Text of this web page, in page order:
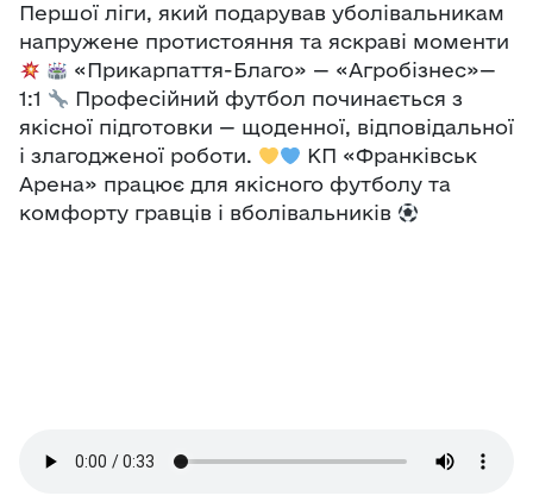
Першої ліги, який подарував уболівальникам
напружене протистояння та яскраві моменти
«Прикарпаття-Благо» — «Агробізнес»—
1:1
Професійний футбол починається з
якісної підготовки — щоденної, відповідальної
і злагодженої роботи.
КП «Франківськ
Арена» працює для якісного футболу та
комфорту гравців і вболівальників